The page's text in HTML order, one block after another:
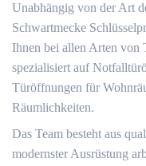
Unabhängig von der Art
Schwartmecke
Ihnen bei allen Arten von
spezialisiert auf
Türöffnungen für
Räumlichkeiten.​
Das Team besteht aus
modernster Ausrüstung